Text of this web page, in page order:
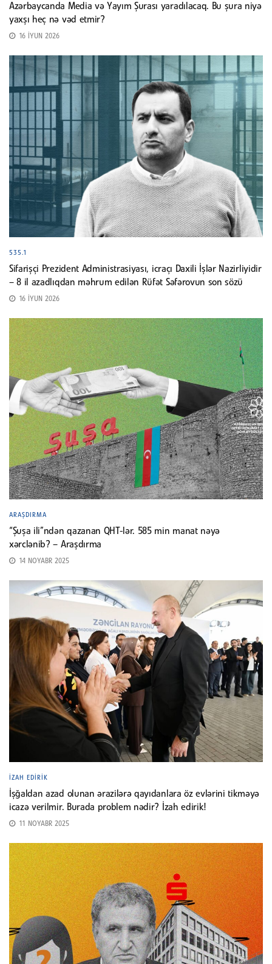
Azərbaycanda Media və Yayım Şurası yaradılacaq. Bu şura niyə
yaxşı heç nə vəd etmir?
16 İYUN 2026
535.1
Sifarişçi Prezident Administrasiyası, icraçı Daxili İşlər Nazirliyidir
– 8 il azadlıqdan məhrum edilən Rüfət Səfərovun son sözü
16 İYUN 2026
ARAŞDIRMA
“Şuşa ili”ndən qazanan QHT-lər. 585 min manat nəyə
xərclənib? – Araşdırma
14 NOYABR 2025
İZAH EDIRIK
İşğaldan azad olunan ərazilərə qayıdanlara öz evlərini tikməyə
icazə verilmir. Burada problem nədir? İzah edirik!
11 NOYABR 2025